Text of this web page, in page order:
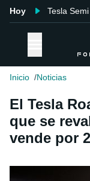
Hoy Tesla Semi
Inicio Noticias
El Tesla
que se
vende por